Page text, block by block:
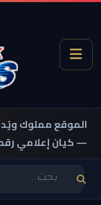
الموقع مملوك
— كيان إعلامي